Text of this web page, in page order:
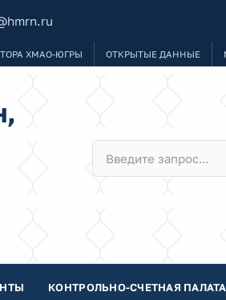
ХМАО-ЮГРЫ ОТКРЫТЫЕ ДАННЫЕ
КОНТРОЛЬНО-СЧЕТНАЯ ПАЛАТА